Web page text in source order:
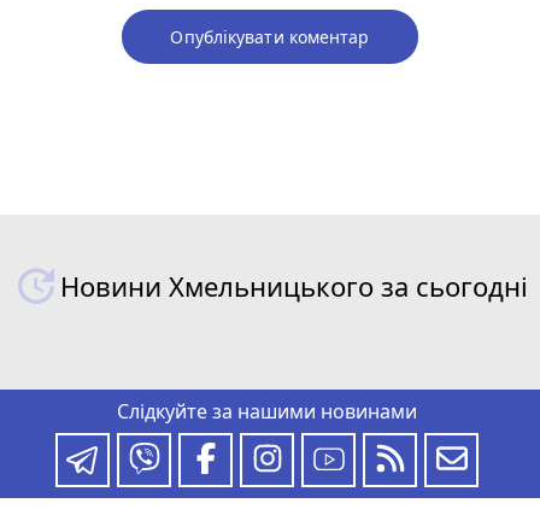
Опублікувати коментар
Новини Хмельницького за сьогодні
Слідкуйте за нашими новинами